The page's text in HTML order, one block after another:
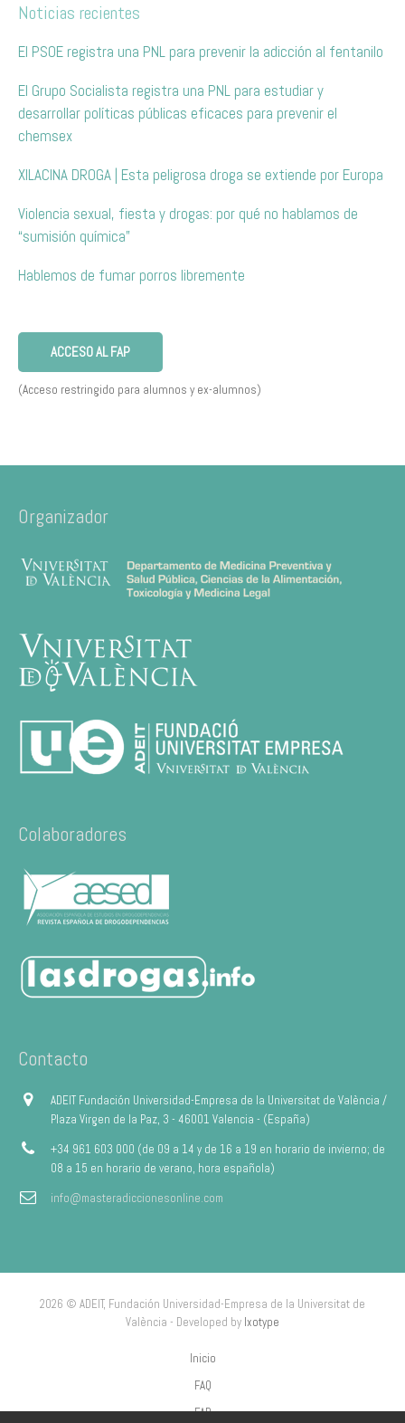
Noticias recientes
El PSOE registra una PNL para prevenir la adicción al fentanilo
El Grupo Socialista registra una PNL para estudiar y
desarrollar políticas públicas eficaces para prevenir el
chemsex
XILACINA DROGA | Esta peligrosa droga se extiende por Europa
Violencia sexual, fiesta y drogas: por qué no hablamos de
“sumisión química”
Hablemos de fumar porros libremente
ACCESO AL FAP
(Acceso restringido para alumnos y ex-alumnos)
Organizador
Colaboradores
Contacto
ADEIT Fundación Universidad-Empresa de la Universitat de València /
Plaza Virgen de la Paz, 3 - 46001 Valencia - (España)
+34 961 603 000 (de 09 a 14 y de 16 a 19 en horario de invierno; de
08 a 15 en horario de verano, hora española)
info@masteradiccionesonline.com
2026 © ADEIT, Fundación Universidad-Empresa de la Universitat de
València - Developed by Ixotype
Inicio
FAQ
FAP